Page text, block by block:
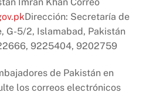
Dirección: Secretaría de
G-5/2, Islamabad, Pakistán
9225404, 9202759
de Pakistán en
los correos electrónicos